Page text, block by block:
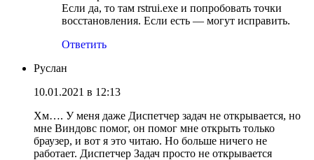
Если да, то там rstrui.exe и попробовать точки
восстановления. Если есть — могут исправить.
Ответить
Руслан
10.01.2021 в 12:13
Хм…. У меня даже Диспетчер задач не открывается, но
мне Виндовс помог, он помог мне открыть только
браузер, и вот я это читаю. Но больше ничего не
работает. Диспетчер Задач просто не открывается